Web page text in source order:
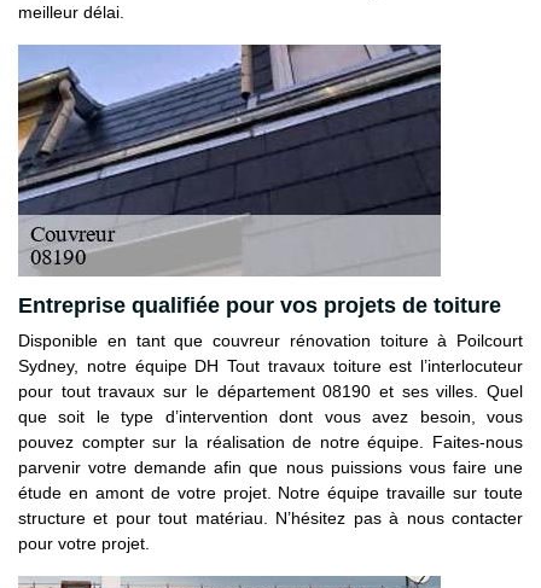
meilleur délai.
Entreprise qualifiée pour vos projets de toiture
Disponible en tant que couvreur rénovation toiture à Poilcourt
Sydney, notre équipe DH Tout travaux toiture est l’interlocuteur
pour tout travaux sur le département 08190 et ses villes. Quel
que soit le type d’intervention dont vous avez besoin, vous
pouvez compter sur la réalisation de notre équipe. Faites-nous
parvenir votre demande afin que nous puissions vous faire une
étude en amont de votre projet. Notre équipe travaille sur toute
structure et pour tout matériau. N’hésitez pas à nous contacter
pour votre projet.